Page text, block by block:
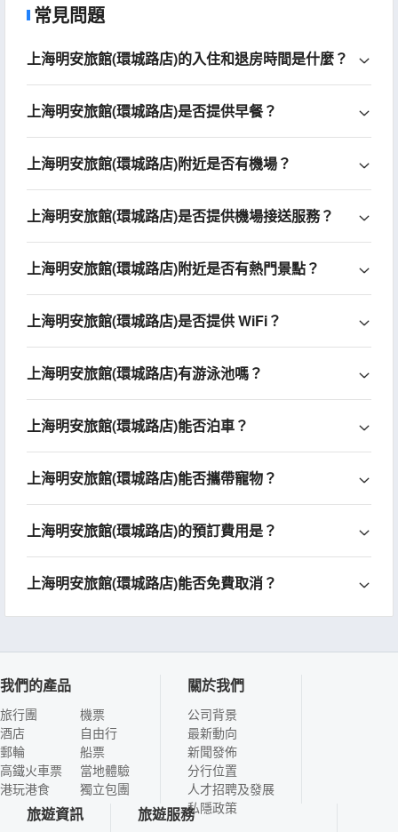
常見問題
上海明安旅館(環城路店)的入住和退房時間是什麼？
上海明安旅館(環城路店)是否提供早餐？
上海明安旅館(環城路店)附近是否有機場？
上海明安旅館(環城路店)是否提供機場接送服務？
上海明安旅館(環城路店)附近是否有熱門景點？
上海明安旅館(環城路店)是否提供 WiFi？
上海明安旅館(環城路店)有游泳池嗎？
上海明安旅館(環城路店)能否泊車？
上海明安旅館(環城路店)能否攜帶寵物？
上海明安旅館(環城路店)的預訂費用是？
上海明安旅館(環城路店)能否免費取消？
我們的產品
旅行團
酒店
郵輪
高鐵火車票
港玩港食
機票
自由行
船票
當地體驗
獨立包團
關於我們
公司背景
最新動向
新聞發佈
分行位置
人才招聘及發展
私隱政策
旅遊資訊 旅遊服務